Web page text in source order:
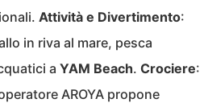
Attività e Divertimento:
in riva al mare, pesca
a YAM Beach. Crociere:
AROYA propone